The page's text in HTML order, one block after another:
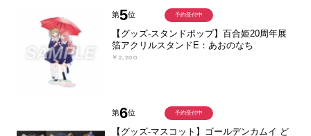
第5位
【グッズ-スタンドポップ】百合姫20周年展
箔アクリルスタンドE：あおのなち
￥2,200
予約受付中
第6位
【グッズ-マスコット】ゴールデンカムイ ど
予約受付中